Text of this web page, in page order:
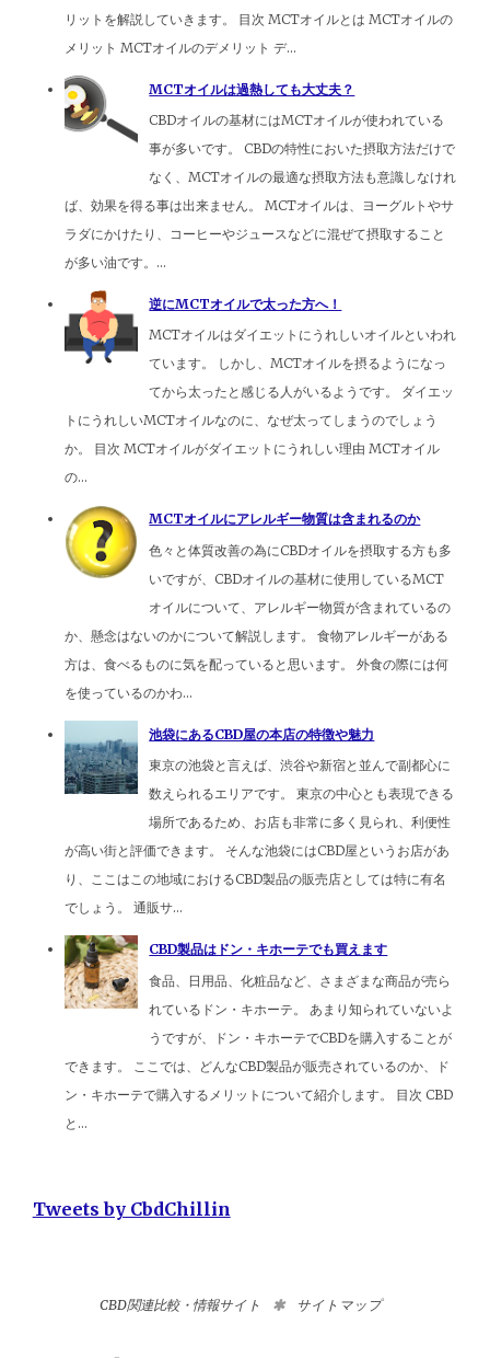
リットを解説していきます。 目次 MCTオイルとは MCTオイルの
メリット MCTオイルのデメリット デ...
MCTオイルは過熱しても大丈夫？
CBDオイルの基材にはMCTオイルが使われている
事が多いです。 CBDの特性においた摂取方法だけで
なく、MCTオイルの最適な摂取方法も意識しなけれ
ば、効果を得る事は出来ません。 MCTオイルは、ヨーグルトやサ
ラダにかけたり、コーヒーやジュースなどに混ぜて摂取すること
が多い油です。...
逆にMCTオイルで太った方へ！
MCTオイルはダイエットにうれしいオイルといわれ
ています。 しかし、MCTオイルを摂るようになっ
てから太ったと感じる人がいるようです。 ダイエッ
トにうれしいMCTオイルなのに、なぜ太ってしまうのでしょう
か。 目次 MCTオイルがダイエットにうれしい理由 MCTオイル
の...
MCTオイルにアレルギー物質は含まれるのか
色々と体質改善の為にCBDオイルを摂取する方も多
いですが、CBDオイルの基材に使用しているMCT
オイルについて、アレルギー物質が含まれているの
か、懸念はないのかについて解説します。 食物アレルギーがある
方は、食べるものに気を配っていると思います。 外食の際には何
を使っているのかわ...
池袋にあるCBD屋の本店の特徴や魅力
東京の池袋と言えば、渋谷や新宿と並んで副都心に
数えられるエリアです。 東京の中心とも表現できる
場所であるため、お店も非常に多く見られ、利便性
が高い街と評価できます。 そんな池袋にはCBD屋というお店があ
り、ここはこの地域におけるCBD製品の販売店としては特に有名
でしょう。 通販サ...
CBD製品はドン・キホーテでも買えます
食品、日用品、化粧品など、さまざまな商品が売ら
れているドン・キホーテ。 あまり知られていないよ
うですが、ドン・キホーテでCBDを購入することが
できます。 ここでは、どんなCBD製品が販売されているのか、ド
ン・キホーテで購入するメリットについて紹介します。 目次 CBD
と...
Tweets by CbdChillin
CBD関連比較・情報サイト サイトマップ